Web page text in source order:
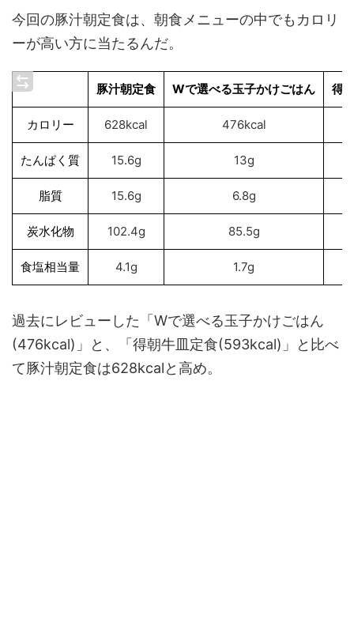
今回の豚汁朝定食は、朝食メニューの中でもカロリ
ーが高い方に当たるんだ。
豚汁朝定食 Wで選べる玉子かけごはん 得
カロリー 628kcal 476kcal
たんぱく質 15.6g 13g
脂質 15.6g 6.8g
炭水化物 102.4g 85.5g
食塩相当量 4.1g 1.7g
過去にレビューした「Wで選べる玉子かけごはん
(476kcal)」と、「得朝牛皿定食(593kcal)」と比べ
て豚汁朝定食は628kcalと高め。